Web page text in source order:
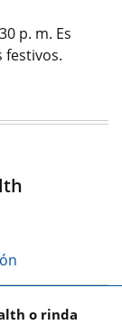
p. m. Es
festivos.
o rinda